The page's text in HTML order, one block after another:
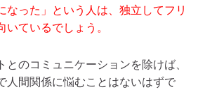
なった」という人は、独立してフリ
いているでしょう。
とのコミュニケーションを除けば、
人間関係に悩むことはないはずで